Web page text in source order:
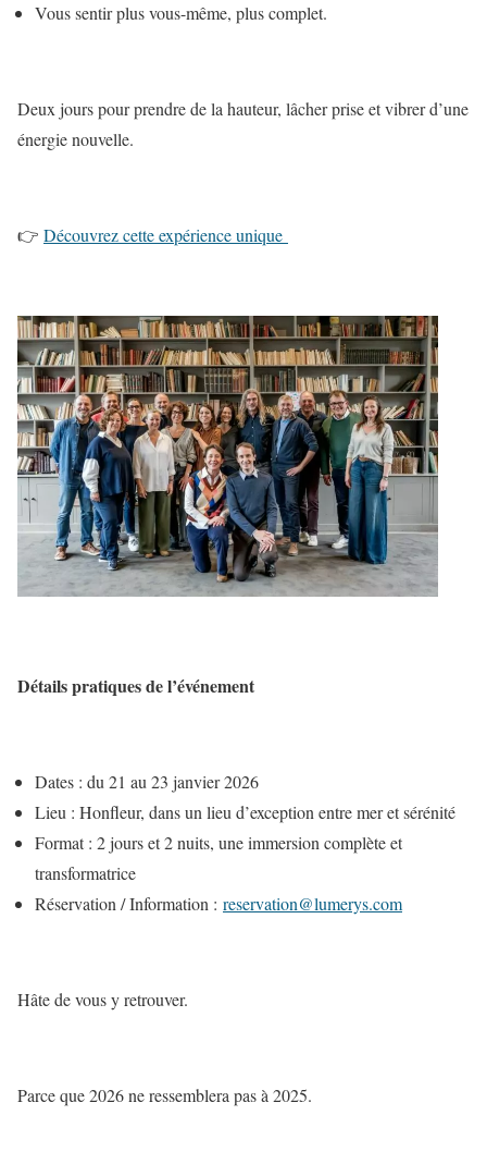
Vous sentir plus vous-même, plus complet.
Deux jours pour prendre de la hauteur, lâcher prise et vibrer d’une
énergie nouvelle.
👉 Découvrez cette expérience unique
Détails pratiques de l’événement
Dates : du 21 au 23 janvier 2026
Lieu : Honfleur, dans un lieu d’exception entre mer et sérénité
Format : 2 jours et 2 nuits, une immersion complète et
transformatrice
Réservation / Information : reservation@lumerys.com
Hâte de vous y retrouver.
Parce que 2026 ne ressemblera pas à 2025.